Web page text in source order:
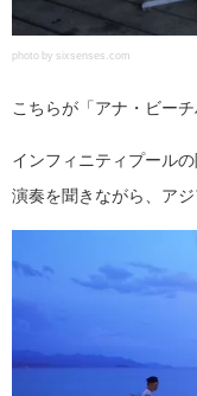
photo by sixsenses.com
こちらが「アナ・ビー
インフィニティプール
演奏を聞きながら、ア